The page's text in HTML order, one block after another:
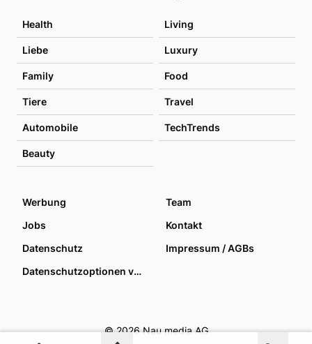
Health Living
Liebe Luxury
Family Food
Tiere Travel
Automobile TechTrends
Beauty
Werbung
Team
Jobs
Kontakt
Datenschutz
Impressum / AGBs
Datenschutzoptionen verwalten
© 2026 Nau media AG